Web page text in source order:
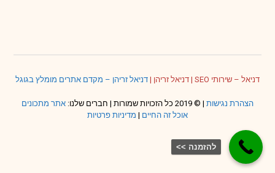
דניאל – שירותי SEO | דניאל זריהן | דניאל זריהן – מקדם אתרים מומלץ בגוגל
הצהרת נגישות | © 2019 כל הזכויות שמורות | חברים שלנו:
אתר מתכונים
אוכל זה החיים | מדיניות פרטיות
להזמנה >>